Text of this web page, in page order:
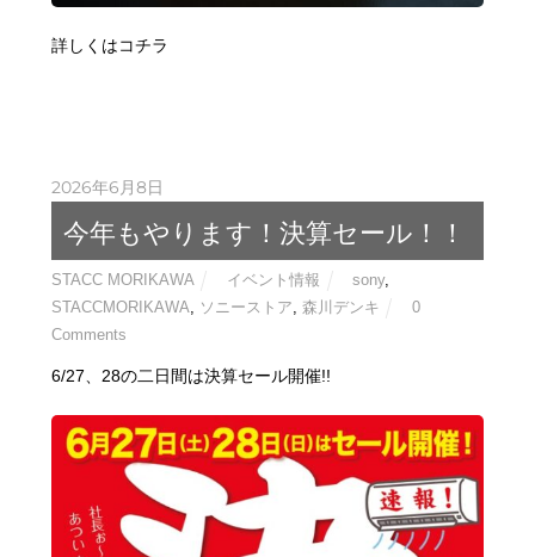
詳しくはコチラ
2026年6月8日
今年もやります！決算セール！！
STACC MORIKAWA イベント情報 sony,
STACCMORIKAWA
ソニーストア 森川デンキ
0
Comments
6/27、28の二日間は決算セール開催!!